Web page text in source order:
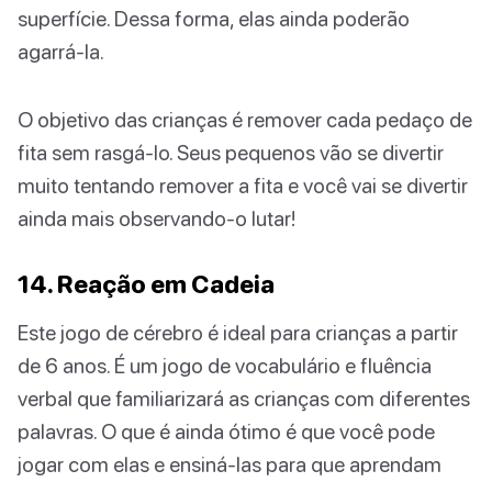
superfície. Dessa forma, elas ainda poderão
agarrá-la.
O objetivo das crianças é remover cada pedaço de
fita sem rasgá-lo. Seus pequenos vão se divertir
muito tentando remover a fita e você vai se divertir
ainda mais observando-o lutar!
14. Reação em Cadeia
Este jogo de cérebro é ideal para crianças a partir
de 6 anos. É um jogo de vocabulário e fluência
verbal que familiarizará as crianças com diferentes
palavras. O que é ainda ótimo é que você pode
jogar com elas e ensiná-las para que aprendam